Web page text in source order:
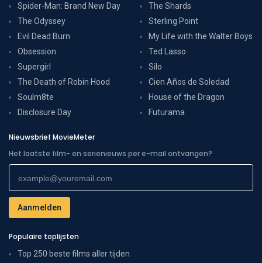
Spider-Man: Brand New Day
The Odyssey
Evil Dead Burn
Obsession
Supergirl
The Death of Robin Hood
Soulm8te
Disclosure Day
The Shards
Sterling Point
My Life with the Walter Boys
Ted Lasso
Silo
Cien Años de Soledad
House of the Dragon
Futurama
Nieuwsbrief MovieMeter
Het laatste film- en serienieuws per e-mail ontvangen?
Populaire toplijsten
Top 250 beste films aller tijden